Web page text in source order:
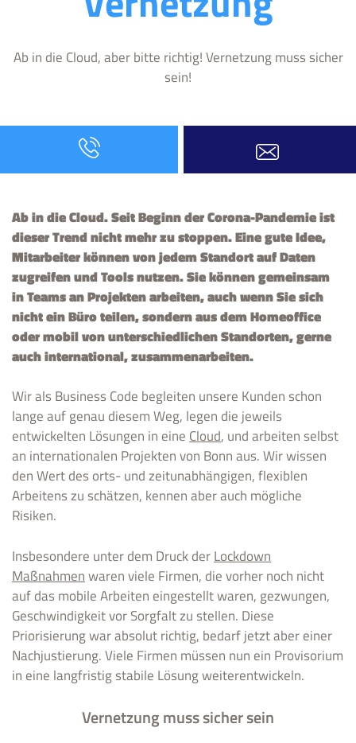
Ab in die Cloud, aber bitte richtig! Vernetzung muss sicher
sein!
Ab in die Cloud. Seit Beginn der Corona-Pandemie ist
dieser Trend nicht mehr zu stoppen. Eine gute Idee,
Mitarbeiter können von jedem Standort auf Daten
zugreifen und Tools nutzen. Sie können gemeinsam
in Teams an Projekten arbeiten, auch wenn Sie sich
nicht ein Büro teilen, sondern aus dem Homeoffice
oder mobil von unterschiedlichen Standorten, gerne
auch international, zusammenarbeiten.
Wir als Business Code begleiten unsere Kunden schon
lange auf genau diesem Weg, legen die jeweils
entwickelten Lösungen in eineCloud, und arbeiten selbst
an internationalen Projekten von Bonn aus. Wir wissen
den Wert des orts- und zeitunabhängigen, flexiblen
Arbeitens zu schätzen, kennen aber auch mögliche
Risiken.
Insbesondere unter dem Druck derLockdown
Maßnahmenwaren viele Firmen, die vorher noch nicht
auf das mobile Arbeiten eingestellt waren, gezwungen,
Geschwindigkeit vor Sorgfalt zu stellen. Diese
Priorisierung war absolut richtig, bedarf jetzt aber einer
Nachjustierung. Viele Firmen müssen nun ein Provisorium
in eine langfristig stabile Lösung weiterentwickeln.
Vernetzung muss sicher sein